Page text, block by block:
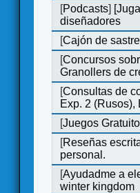
[Podcasts]
diseñadores
[Cajón de sastre
[Concursos
Granollers de
[Consultas de
Exp. 2 (Rusos),
[Juegos
[Reseñas
personal.
[Ayudadme a
winter kingdom